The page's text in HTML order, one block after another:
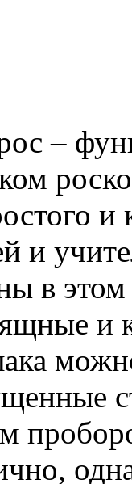
–
и
и
в
и